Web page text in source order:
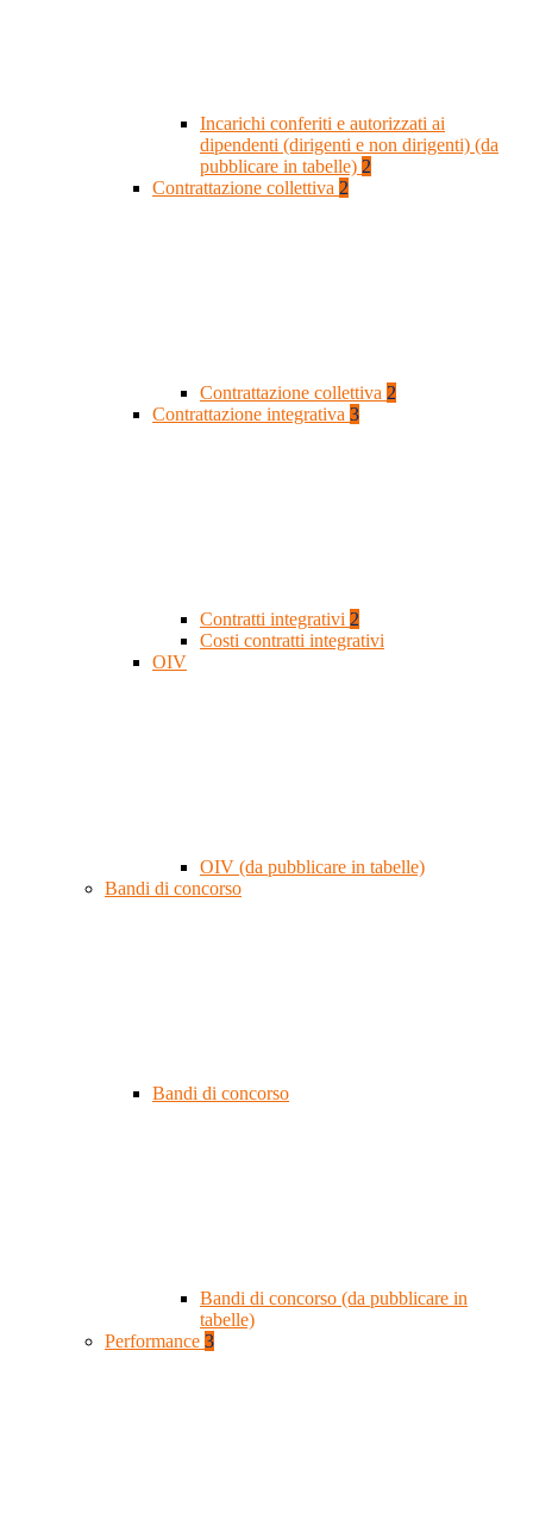
Incarichi conferiti e autorizzati ai
dipendenti (dirigenti e non dirigenti) (da
pubblicare in tabelle) 2
Contrattazione collettiva 2
Contrattazione collettiva 2
Contrattazione integrativa 3
Contratti integrativi 2
Costi contratti integrativi
OIV
OIV (da pubblicare in tabelle)
Bandi di concorso
Bandi di concorso
Bandi di concorso (da pubblicare in
tabelle)
Performance 3